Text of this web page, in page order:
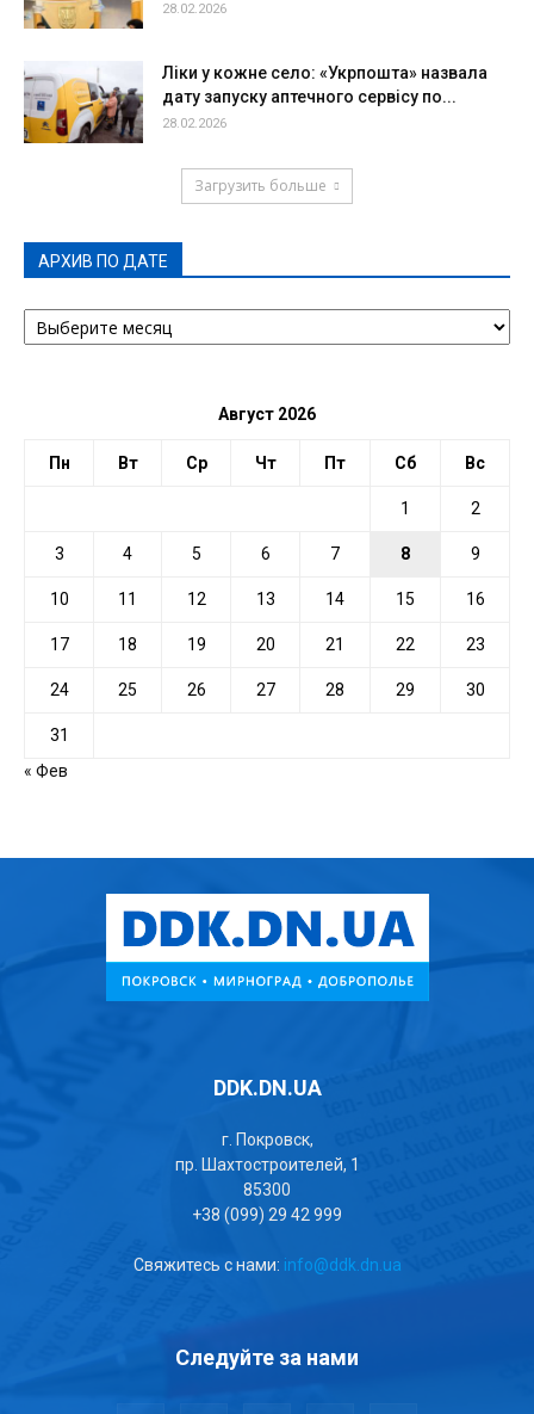
28.02.2026
Ліки у кожне село: «Укрпошта» назвала
дату запуску аптечного сервісу по...
28.02.2026
Загрузить больше
АРХИВ ПО ДАТЕ
АРХИВ
ПО
Август 2026
Пн Вт Ср Чт Пт Сб Вс
1 2
3 4 5 6 7 8 9
10 11 12 13 14 15 16
17 18 19 20 21 22 23
24 25 26 27 28 29 30
31
« Фев
DDK.DN.UA
г. Покровск,
пр. Шахтостроителей, 1
85300
+38 (099) 29 42 999
Свяжитесь с нами: info@ddk.dn.ua
Следуйте за нами